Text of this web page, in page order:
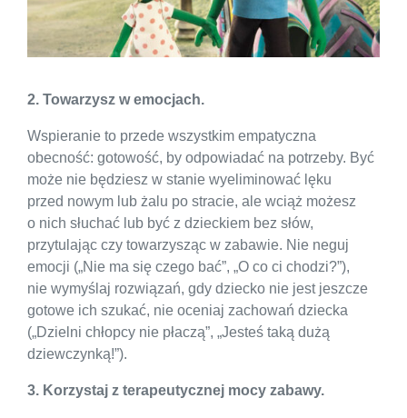
2. Towarzysz w emocjach.
Wspieranie to przede wszystkim empatyczna
obecność: gotowość, by odpowiadać na potrzeby. Być
może nie będziesz w stanie wyeliminować lęku
przed nowym lub żalu po stracie, ale wciąż możesz
o nich słuchać lub być z dzieckiem bez słów,
przytulając czy towarzysząc w zabawie. Nie neguj
emocji („Nie ma się czego bać”, „O co ci chodzi?”),
nie wymyślaj rozwiązań, gdy dziecko nie jest jeszcze
gotowe ich szukać, nie oceniaj zachowań dziecka
(„Dzielni chłopcy nie płaczą”, „Jesteś taką dużą
dziewczynką!”).
3. Korzystaj z terapeutycznej mocy zabawy.